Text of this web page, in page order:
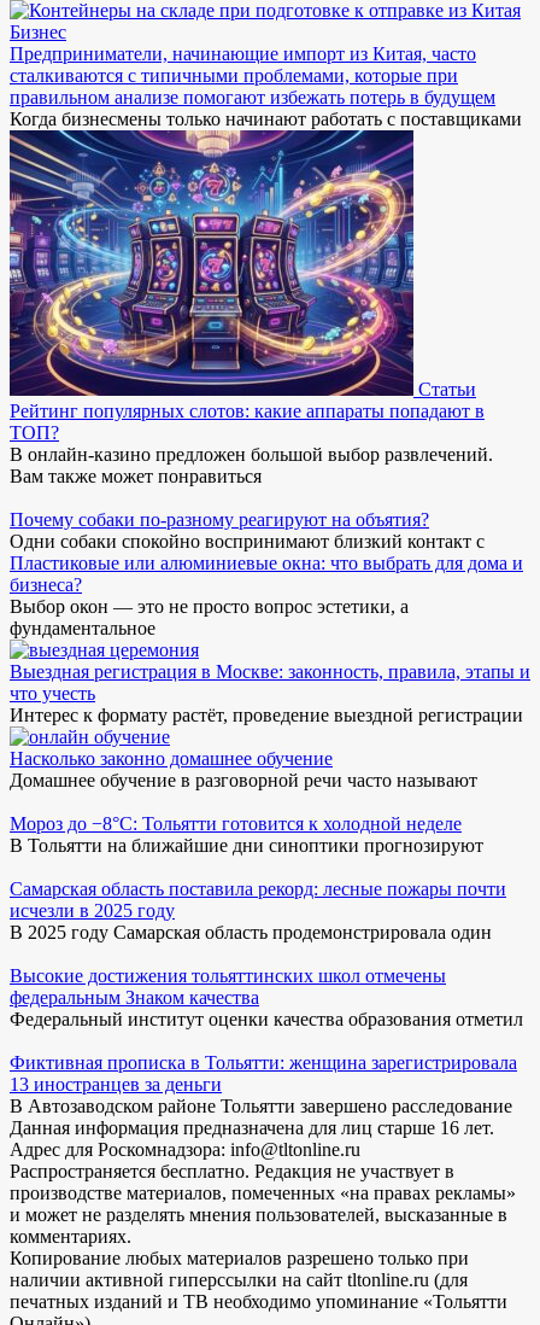
Бизнес
Предприниматели, начинающие импорт из Китая, часто
сталкиваются с типичными проблемами, которые при
правильном анализе помогают избежать потерь в будущем
Когда бизнесмены только начинают работать с поставщиками
Статьи
Рейтинг популярных слотов: какие аппараты попадают в
ТОП?
В онлайн-казино предложен большой выбор развлечений.
Вам также может понравиться
Почему собаки по-разному реагируют на объятия?
Одни собаки спокойно воспринимают близкий контакт с
Пластиковые или алюминиевые окна: что выбрать для дома и
бизнеса?
Выбор окон — это не просто вопрос эстетики, а
фундаментальное
Выездная регистрация в Москве: законность, правила, этапы и
что учесть
Интерес к формату растёт, проведение выездной регистрации
Насколько законно домашнее обучение
Домашнее обучение в разговорной речи часто называют
Мороз до −8°C: Тольятти готовится к холодной неделе
В Тольятти на ближайшие дни синоптики прогнозируют
Самарская область поставила рекорд: лесные пожары почти
исчезли в 2025 году
В 2025 году Самарская область продемонстрировала один
Высокие достижения тольяттинских школ отмечены
федеральным Знаком качества
Федеральный институт оценки качества образования отметил
Фиктивная прописка в Тольятти: женщина зарегистрировала
13 иностранцев за деньги
В Автозаводском районе Тольятти завершено расследование
Данная информация предназначена для лиц старше 16 лет.
Адрес для Роскомнадзора: info@tltonline.ru
Распространяется бесплатно. Редакция не участвует в
производстве материалов, помеченных «на правах рекламы»
и может не разделять мнения пользователей, высказанные в
комментариях.
Копирование любых материалов разрешено только при
наличии активной гиперссылки на сайт tltonline.ru (для
печатных изданий и ТВ необходимо упоминание «Тольятти